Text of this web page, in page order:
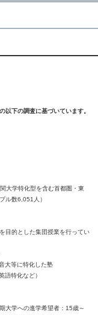
以下の調査に基づいています。
大学特化型を含む首都圏・東
ル数6,051人）
目的とした集団授業を行ってい
大等に特化した塾
語特化など）
大学への進学希望者：15歳～